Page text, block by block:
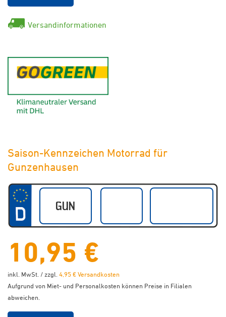
Versandinformationen
Saison-Kennzeichen Motorrad für
Gunzenhausen
10,95 €
inkl. MwSt. / zzgl.4,95 € Versandkosten
Aufgrund von Miet- und Personalkosten können Preise in Filialen
abweichen.